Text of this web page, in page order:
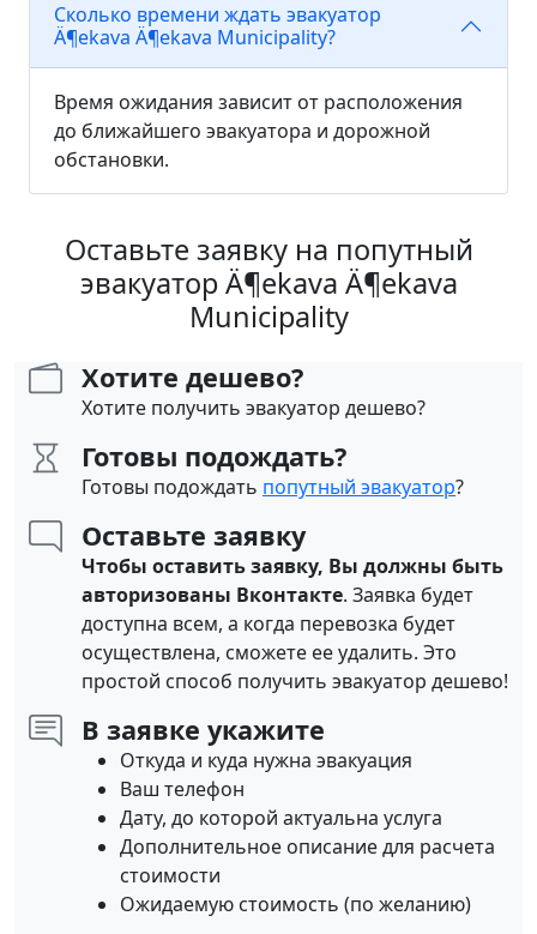
Сколько времени ждать эвакуатор
Ä¶ekava Ä¶ekava Municipality?
Время ожидания зависит от расположения
до ближайшего эвакуатора и дорожной
обстановки.
Оставьте заявку на попутный
эвакуатор Ä¶ekava Ä¶ekava
Municipality
Хотите дешево?
Хотите получить эвакуатор дешево?
Готовы подождать?
Готовы подождать попутный эвакуатор?
Оставьте заявку
Чтобы оставить заявку, Вы должны быть
авторизованы Вконтакте. Заявка будет
доступна всем, а когда перевозка будет
осуществлена, сможете ее удалить. Это
простой способ получить эвакуатор дешево!
В заявке укажите
Откуда и куда нужна эвакуация
Ваш телефон
Дату, до которой актуальна услуга
Дополнительное описание для расчета
стоимости
Ожидаемую стоимость (по желанию)